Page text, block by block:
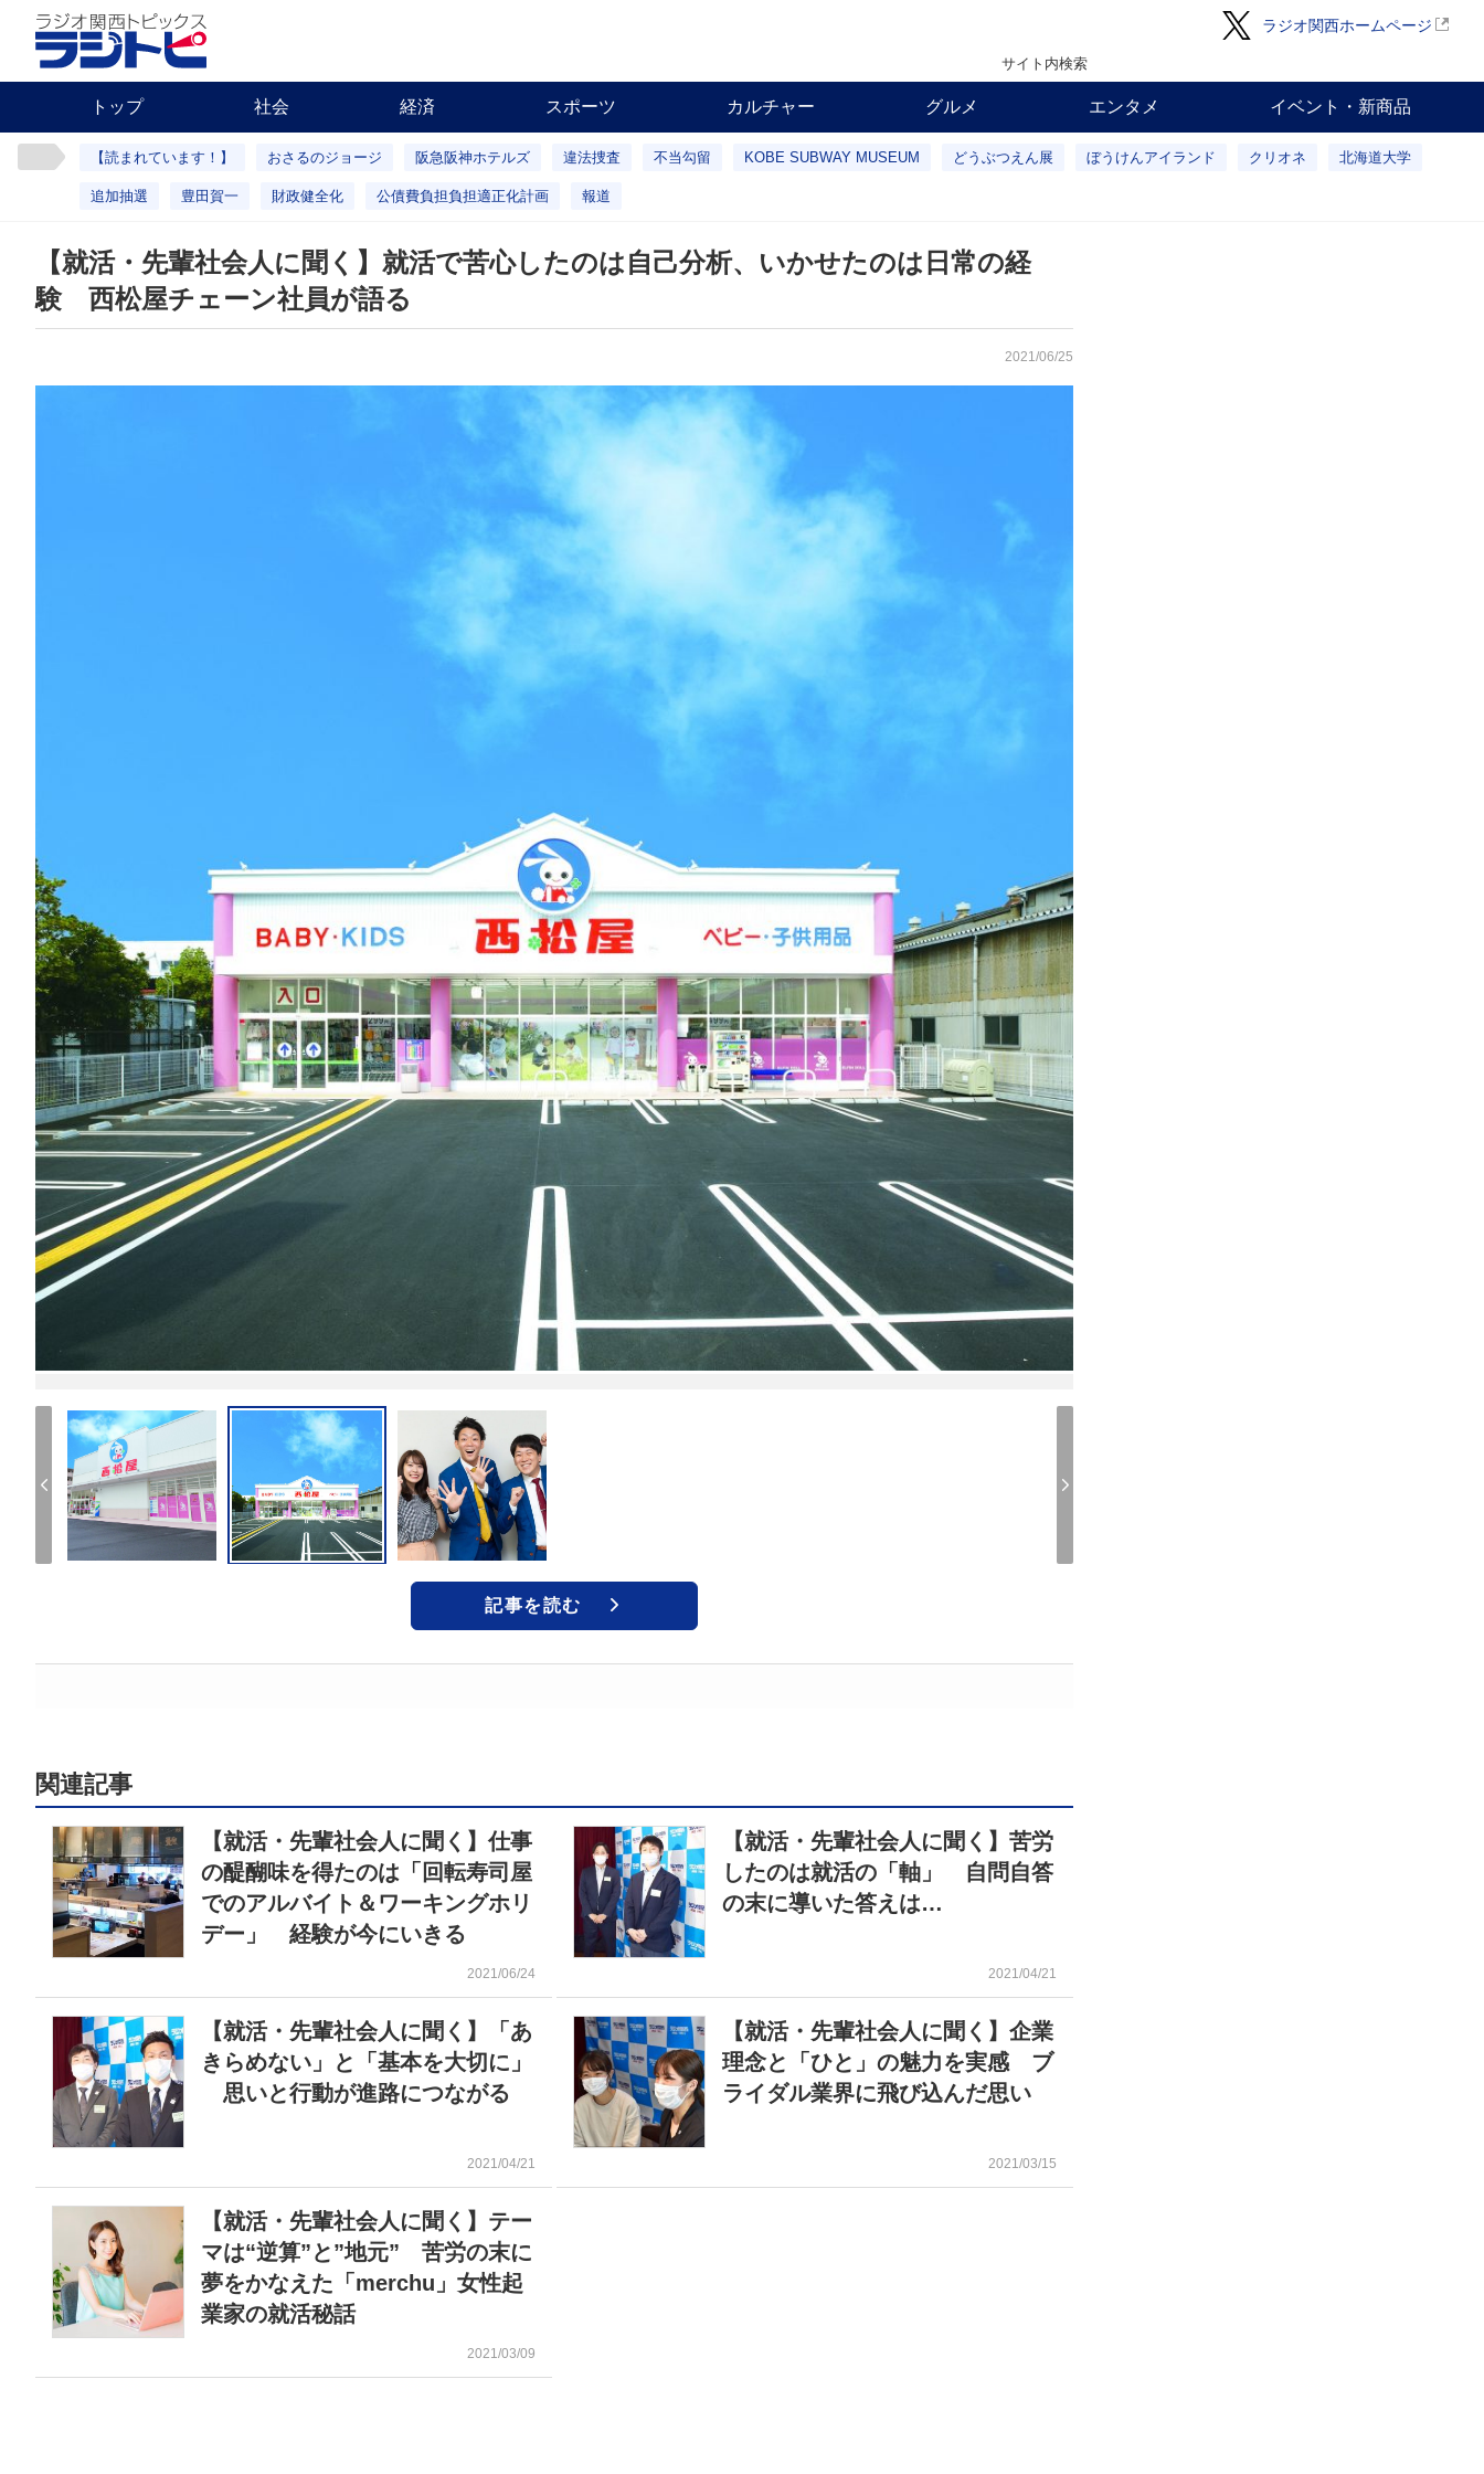
ラジオ関西ホームページ
サイト内検索
トップ 社会 経済 スポーツ カルチャー グルメ エンタメ イベント・新商品
【読まれています！】 おさるのジョージ 阪急阪神ホテルズ 違法捜査 不当勾留 KOBE SUBWAY MUSEUM どうぶつえん展 ぼうけんアイランド クリオネ 北海道大学
追加抽選 豊田賀一 財政健全化 公債費負担負担適正化計画 報道
【就活・先輩社会人に聞く】就活で苦心したのは自己分析、いかせたのは日常の経
験 西松屋チェーン社員が語る
2021/06/25
記事を読む
関連記事
【就活・先輩社会人に聞く】仕事
の醍醐味を得たのは「回転寿司屋
でのアルバイト＆ワーキングホリ
デー」 経験が今にいきる
2021/06/24
【就活・先輩社会人に聞く】苦労
したのは就活の「軸」 自問自答
の末に導いた答えは…
2021/04/21
【就活・先輩社会人に聞く】「あ
きらめない」と「基本を大切に」
思いと行動が進路につながる
2021/04/21
【就活・先輩社会人に聞く】企業
理念と「ひと」の魅力を実感 ブ
ライダル業界に飛び込んだ思い
2021/03/15
【就活・先輩社会人に聞く】テー
マは“逆算”と”地元” 苦労の末に
夢をかなえた「merchu」女性起
業家の就活秘話
2021/03/09